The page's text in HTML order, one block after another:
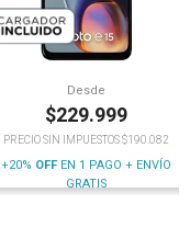
Desde
$229.999
PRECIO SIN IMPUESTOS $190.082
+20% OFF EN 1 PAGO + ENVÍO
GRATIS